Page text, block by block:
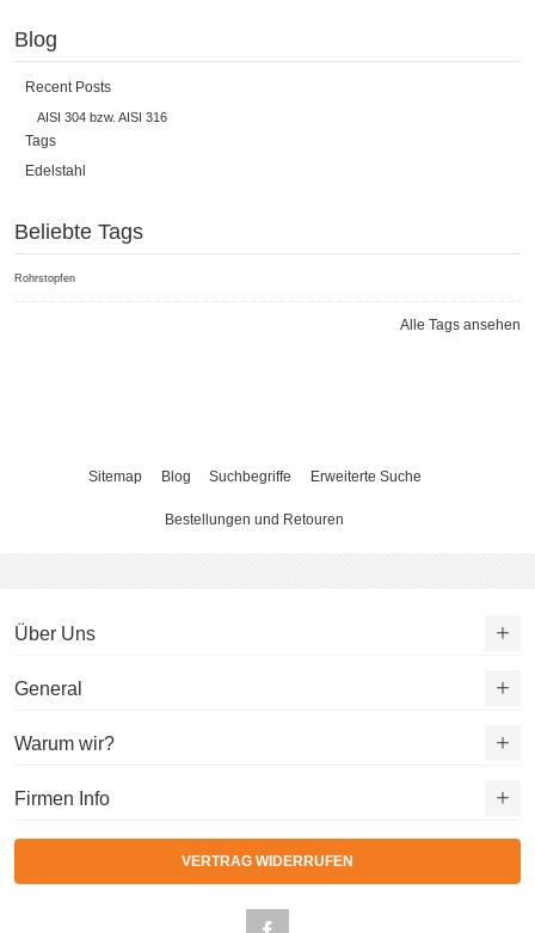
Blog
Recent Posts
AISI 304 bzw. AISI 316
Tags
Edelstahl
Beliebte Tags
Rohrstopfen
Alle Tags ansehen
Sitemap Blog Suchbegriffe Erweiterte Suche
Bestellungen und Retouren
Über Uns
General
Warum wir?
Firmen Info
VERTRAG WIDERRUFEN